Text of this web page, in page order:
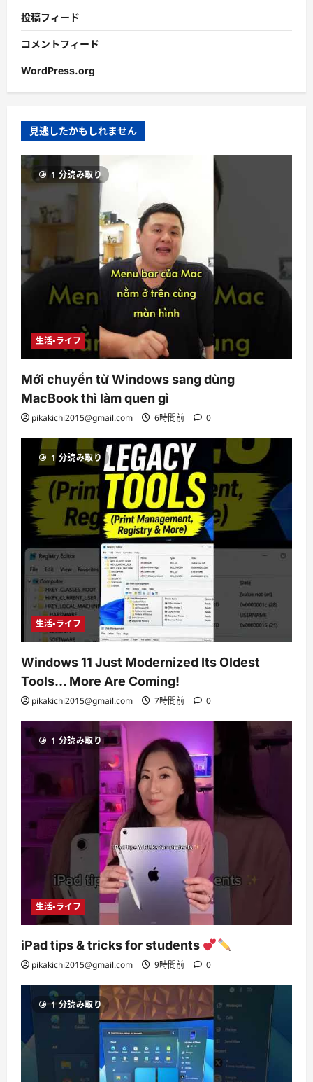
投稿フィード
コメントフィード
WordPress.org
見逃したかもしれません
1 分読み取り
生活・ライフ
Mới chuyển từ Windows sang dùng
MacBook thì làm quen gì
pikakichi2015@gmail.com 6時間前 0
1 分読み取り
生活・ライフ
Windows 11 Just Modernized Its Oldest
Tools… More Are Coming!
pikakichi2015@gmail.com 7時間前 0
1 分読み取り
生活・ライフ
iPad tips & tricks for students
pikakichi2015@gmail.com 9時間前 0
1 分読み取り